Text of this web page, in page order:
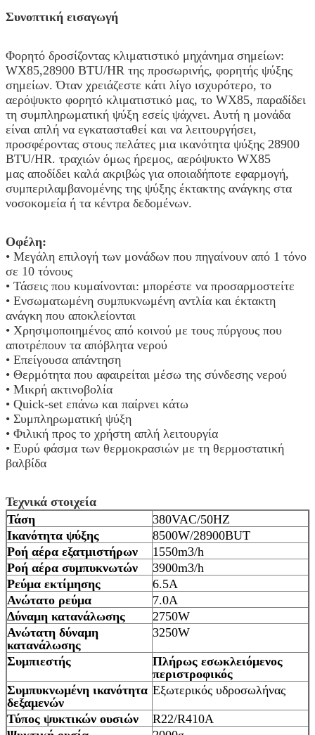
Συνοπτική εισαγωγή
Φορητό δροσίζοντας κλιματιστικό μηχάνημα σημείων:
WX85,28900 BTU/HR της προσωρινής, φορητής ψύξης
σημείων. Όταν χρειάζεστε κάτι λίγο ισχυρότερο, το
αερόψυκτο φορητό κλιματιστικό μας, το WX85, παραδίδει
τη συμπληρωματική ψύξη εσείς ψάχνει. Αυτή η μονάδα
είναι απλή να εγκατασταθεί και να λειτουργήσει,
προσφέροντας στους πελάτες μια ικανότητα ψύξης 28900
BTU/HR. τραχιών όμως ήρεμος, αερόψυκτο WX85
μας αποδίδει καλά ακριβώς για οποιαδήποτε εφαρμογή,
συμπεριλαμβανομένης της ψύξης έκτακτης ανάγκης στα
νοσοκομεία ή τα κέντρα δεδομένων.
Οφέλη:
• Μεγάλη επιλογή των μονάδων που πηγαίνουν από 1 τόνο
σε 10 τόνους
• Τάσεις που κυμαίνονται: μπορέστε να προσαρμοστείτε
• Ενσωματωμένη συμπυκνωμένη αντλία και έκτακτη
ανάγκη που αποκλείονται
• Χρησιμοποιημένος από κοινού με τους πύργους που
αποτρέπουν τα απόβλητα νερού
• Επείγουσα απάντηση
• Θερμότητα που αφαιρείται μέσω της σύνδεσης νερού
• Μικρή ακτινοβολία
• Quick-set επάνω και παίρνει κάτω
• Συμπληρωματική ψύξη
• Φιλική προς το χρήστη απλή λειτουργία
• Ευρύ φάσμα των θερμοκρασιών με τη θερμοστατική
βαλβίδα
Τεχνικά στοιχεία
Τάση
380VAC/50HZ
Ικανότητα ψύξης
8500W/28900BUT
Ροή αέρα εξατμιστήρων
1550m3/h
Ροή αέρα συμπυκνωτών
3900m3/h
Ρεύμα εκτίμησης
6.5A
Ανώτατο ρεύμα
7.0A
Δύναμη κατανάλωσης
2750W
Ανώτατη δύναμη
κατανάλωσης
3250W
Συμπιεστής
Πλήρως εσωκλειόμενος
περιστροφικός
Συμπυκνωμένη ικανότητα
δεξαμενών
Εξωτερικός υδροσωλήνας
Τύπος ψυκτικών ουσιών
R22/R410A